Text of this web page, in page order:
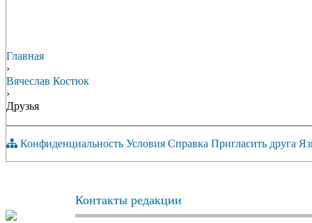
Главная
›
Вячеслав Костюк
›
Друзья
Конфиденциальность Условия Справка Пригласить друга
Контакты редакции